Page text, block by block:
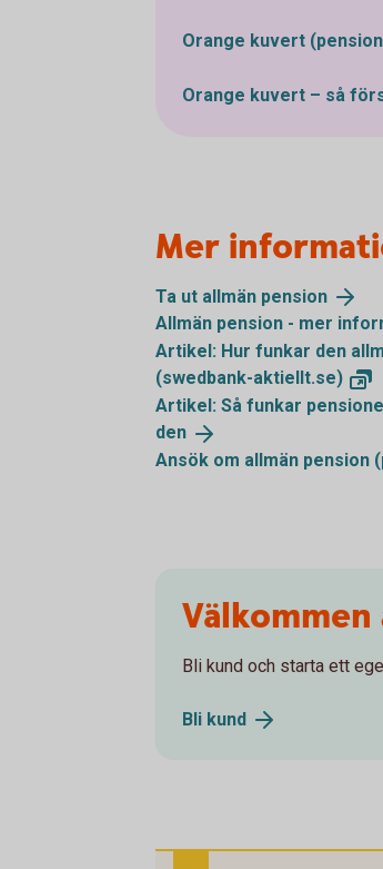
Orange kuvert
Orange kuvert – så
Mer
Ta ut allmän pension
Allmän pension - mer
Artikel: Hur funkar den
(swedbank-aktiellt.se)
Artikel: Så funkar
den
Ansök om allmän pension
Bli kund och starta ett
Bli kund